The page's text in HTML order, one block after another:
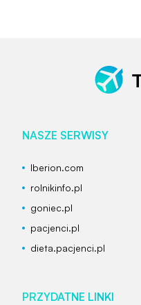
NASZE SERWISY
Iberion.com
rolnikinfo.pl
goniec.pl
pacjenci.pl
dieta.pacjenci.pl
PRZYDATNE LINKI